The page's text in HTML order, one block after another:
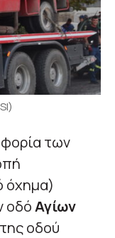
των
όχημα)
οδόΑγίων
οδού